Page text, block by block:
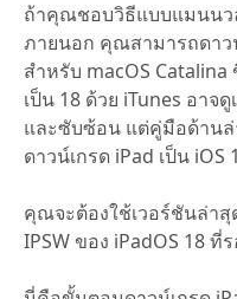
ถ้าคุณชอบวิธีแบบแมนนว
ภายนอก คุณสามารถดาว
สำหรับ macOS Catalina
เป็น 18 ด้วย iTunes อาจ
และซับซ้อน แต่คู่มือด้าน
ดาวน์เกรด iPad เป็น iOS
คุณจะต้องใช้เวอร์ชันล่าสุ
IPSW ของ iPadOS 18 ที่